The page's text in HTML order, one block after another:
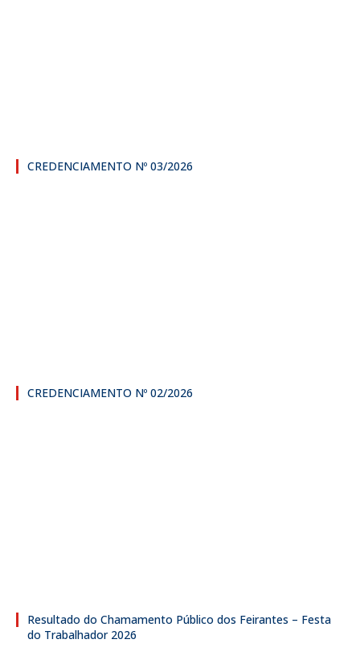
CREDENCIAMENTO Nº 03/2026
CREDENCIAMENTO Nº 02/2026
Resultado do Chamamento Público dos Feirantes – Festa
do Trabalhador 2026